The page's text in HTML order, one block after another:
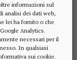
informazioni sul
analisi dei dati web,
lei ha fornito o che
Analytics.
necessari per il
In qualsiasi
sui cookie.